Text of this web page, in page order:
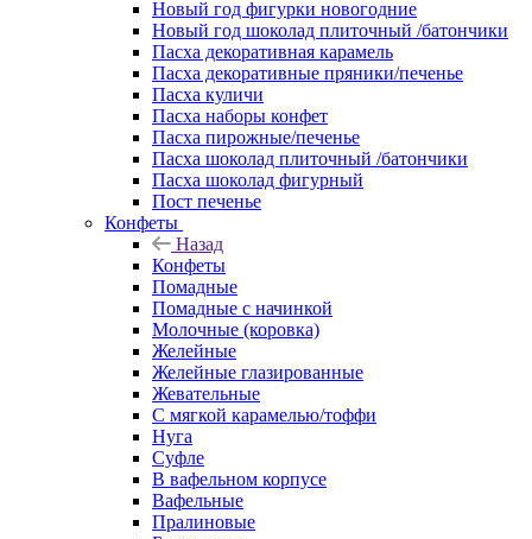
Новый год фигурки новогодние
Новый год шоколад плиточный /батончики
Пасха декоративная карамель
Пасха декоративные пряники/печенье
Пасха куличи
Пасха наборы конфет
Пасха пирожные/печенье
Пасха шоколад плиточный /батончики
Пасха шоколад фигурный
Пост печенье
Конфеты
Назад
Конфеты
Помадные
Помадные с начинкой
Молочные (коровка)
Желейные
Желейные глазированные
Жевательные
С мягкой карамелью/тоффи
Нуга
Суфле
В вафельном корпусе
Вафельные
Пралиновые